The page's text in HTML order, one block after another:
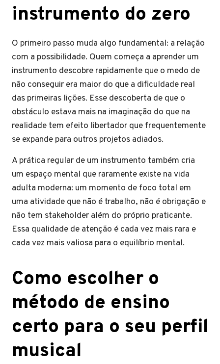
instrumento do zero
O primeiro passo muda algo fundamental: a relação
com a possibilidade. Quem começa a aprender um
instrumento descobre rapidamente que o medo de
não conseguir era maior do que a dificuldade real
das primeiras lições. Esse descoberta de que o
obstáculo estava mais na imaginação do que na
realidade tem efeito libertador que frequentemente
se expande para outros projetos adiados.
A prática regular de um instrumento também cria
um espaço mental que raramente existe na vida
adulta moderna: um momento de foco total em
uma atividade que não é trabalho, não é obrigação e
não tem stakeholder além do próprio praticante.
Essa qualidade de atenção é cada vez mais rara e
cada vez mais valiosa para o equilíbrio mental.
Como escolher o
método de ensino
certo para o seu perfil
musical